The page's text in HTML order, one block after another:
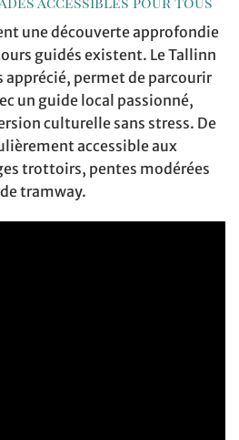
une découverte approfondie
guidés existent. Le Tallinn
apprécié, permet de parcourir
un guide local passionné,
culturelle sans stress. De
accessible aux
trottoirs, pentes modérées
tramway.